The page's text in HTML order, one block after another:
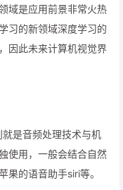
域是应用前景非常火热
习的新领域深度学习的
因此未来计算机视觉界
就是音频处理技术与机
使用，一般会结合自然
果的语音助手siri等。